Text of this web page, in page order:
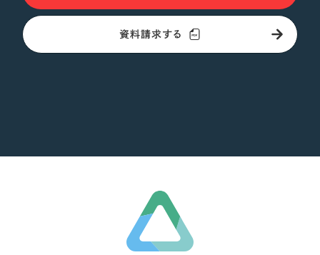
資料請求する